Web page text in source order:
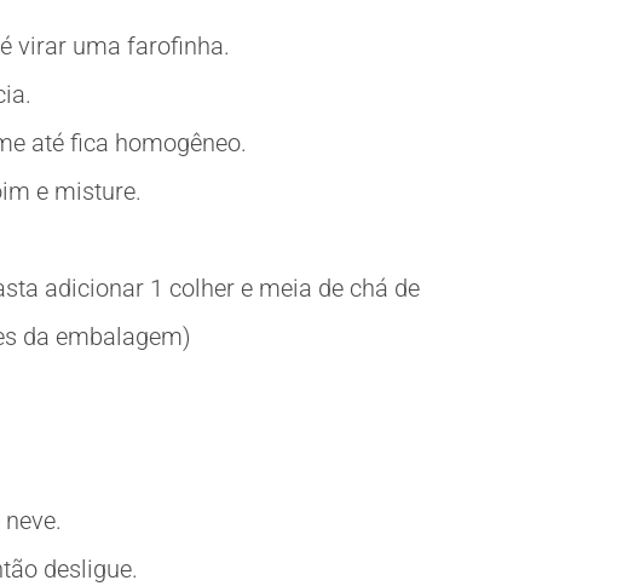
virar uma farofinha.
até fica homogêneo.
e misture.
adicionar 1 colher e meia de chá de
da embalagem)
desligue.